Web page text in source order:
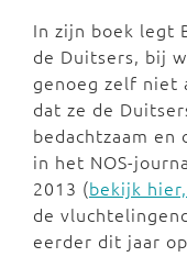
In zijn boek legt
de Duitsers, bij
genoeg zelf niet
dat ze de
bedachtzaam
in het NOS-
2013 (bekijk
de
eerder dit jaar op